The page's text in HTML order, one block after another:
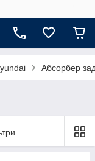
Абсорбер